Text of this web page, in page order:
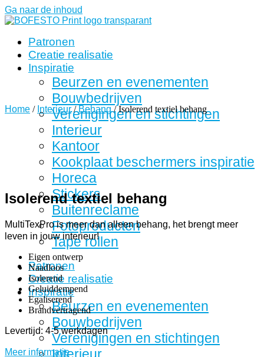
Ga naar de inhoud
Patronen
Creatie realisatie
Inspiratie
Beurzen en evenementen
Bouwbedrijven
Verenigingen en stichtingen
Interieur
Kantoor
Kookplaat beschermers inspiratie
Horeca
Stickers
Buitenreclame
Fotoproducten
Tape rollen
Patronen
Creatie realisatie
Inspiratie
Beurzen en evenementen
Bouwbedrijven
Verenigingen en stichtingen
Home / Interieur/Behang/ Isolerend textiel behang
Isolerend textiel behang
MultiTexPro is meer dan alleen behang, het brengt meer
leven in jouw interieur!
Eigen ontwerp
Naadloos
Isolerend
Geluiddempend
Egaliserend
Brandvertragend
Levertijd: 4-5 werkdagen
Meer informatie